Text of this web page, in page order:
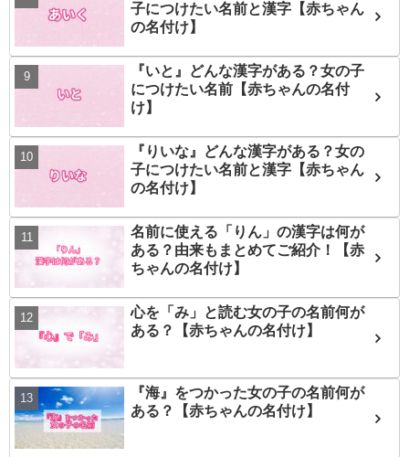
子につけたい名前と漢字【赤ちゃん
の名付け】
『いと』どんな漢字がある？女の子
につけたい名前【赤ちゃんの名付
け】
『りいな』どんな漢字がある？女の
子につけたい名前と漢字【赤ちゃん
の名付け】
名前に使える「りん」の漢字は何が
ある？由来もまとめてご紹介！【赤
ちゃんの名付け】
心を「み」と読む女の子の名前何が
ある？【赤ちゃんの名付け】
『海』をつかった女の子の名前何が
ある？【赤ちゃんの名付け】